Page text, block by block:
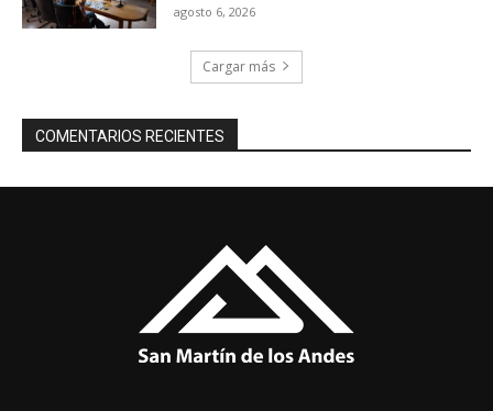
agosto 6, 2026
Cargar más
COMENTARIOS RECIENTES